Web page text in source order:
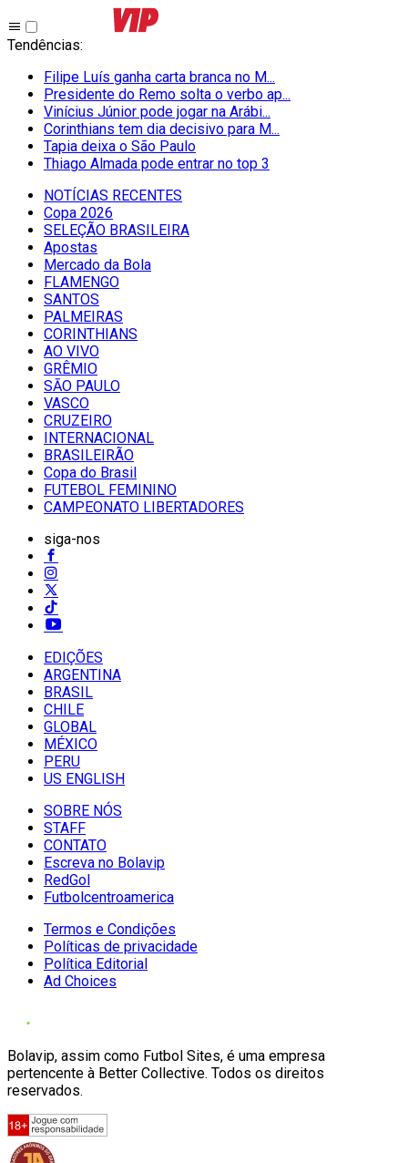
Tendências:
Filipe Luís ganha carta branca no M...
Presidente do Remo solta o verbo ap...
Vinícius Júnior pode jogar na Arábi...
Corinthians tem dia decisivo para M...
Tapia deixa o São Paulo
Thiago Almada pode entrar no top 3
NOTÍCIAS RECENTES
Copa 2026
SELEÇÃO BRASILEIRA
Apostas
Mercado da Bola
FLAMENGO
SANTOS
PALMEIRAS
CORINTHIANS
AO VIVO
GRÊMIO
SĀO PAULO
VASCO
CRUZEIRO
INTERNACIONAL
BRASILEIRÃO
Copa do Brasil
FUTEBOL FEMININO
CAMPEONATO LIBERTADORES
siga-nos
EDIÇÕES
ARGENTINA
BRASIL
CHILE
GLOBAL
MÉXICO
PERU
US ENGLISH
SOBRE NÓS
STAFF
CONTATO
Escreva no Bolavip
RedGol
Futbolcentroamerica
Termos e Condições
Políticas de privacidade
Política Editorial
Ad Choices
Bolavip, assim como Futbol Sites, é uma empresa
pertencente à Better Collective. Todos os direitos
reservados.